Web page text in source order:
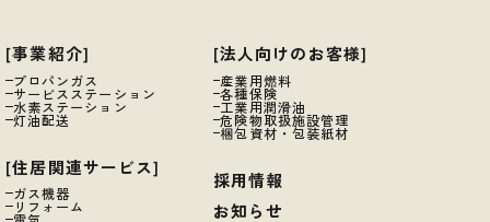
[事業紹介]
プロパンガス
サービスステーション
水素ステーション
灯油配送
[住居関連サービス]
ガス機器
リフォーム
[法人向けのお客様]
産業用燃料
各種保険
工業用潤滑油
危険物取扱施設管理
梱包資材・包装紙材
採用情報
お知らせ